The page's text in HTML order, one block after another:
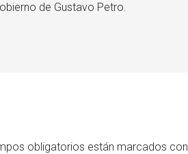
de Gustavo Petro.
obligatorios están marcados con